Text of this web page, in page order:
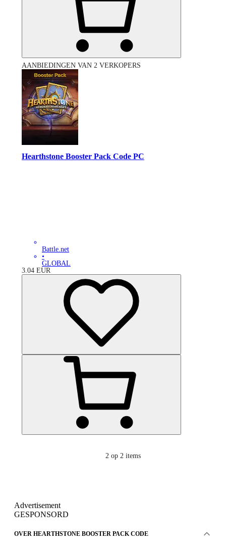
AANBIEDINGEN VAN 2 VERKOPERS
Hearthstone Booster Pack Code PC
Battle.net
•
GLOBAL
3.04 EUR
2 op 2 items
Advertisement
GESPONSORD
OVER HEARTHSTONE BOOSTER PACK CODE